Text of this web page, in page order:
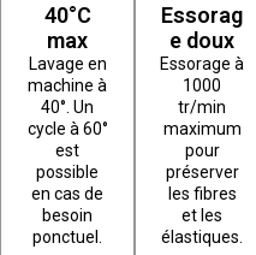
40°C
max
Lavage en
machine à
40°. Un
cycle à 60°
est
possible
en cas de
besoin
ponctuel.
Essorag
e doux
Essorage à
1000
tr/min
maximum
pour
préserver
les fibres
et les
élastiques.